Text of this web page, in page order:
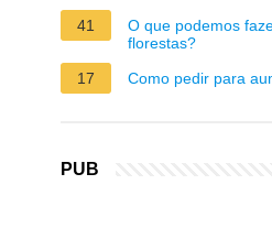
41
O que podemos
florestas?
17
Como pedir para
PUB